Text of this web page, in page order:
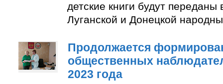
детские книги будут переданы
Луганской и Донецкой
Продолжается
общественных
2023 года